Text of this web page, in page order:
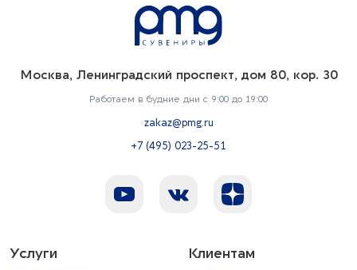
Москва, Ленинградский проспект, дом 80, кор. 30
Работаем в будние дни с 9:00 до 19:00
zakaz@pmg.ru
+7 (495) 023-25-51
Услуги Клиентам